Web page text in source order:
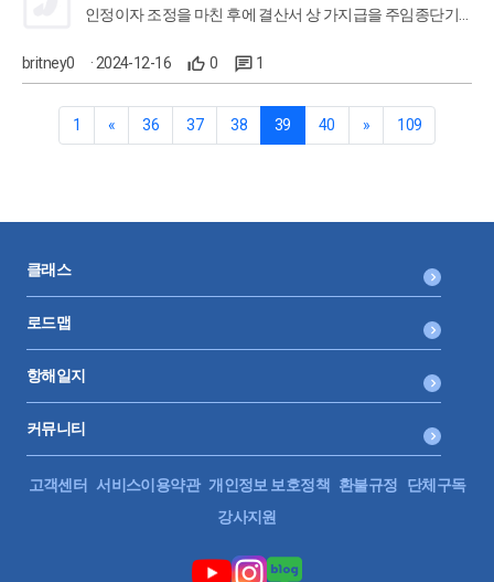
인정이자 조정을 마친 후에 결산서 상 가지급을 주임종단기
계정과목이 달라지는데 그럼 법인조정 첫 단계인 표준재무제
표 순서대로 다시 조회해서 불러와야하나요? 거기까지만 하
면 되는걸까요? 조정 처음이라 여쭤봅니다. ㅠㅠ
britney0 · 2024-12-16 0 1
1 « 36 37 38 39 40 » 109
클래스
로드맵
항해일지
커뮤니티
고객센터 서비스이용약관 개인정보 보호정책 환불규정
단체구독
강사지원